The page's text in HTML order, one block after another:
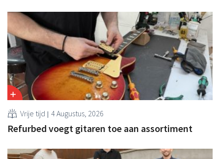
Vrije tijd 4 Augustus, 2026
Refurbed voegt gitaren toe aan assortiment